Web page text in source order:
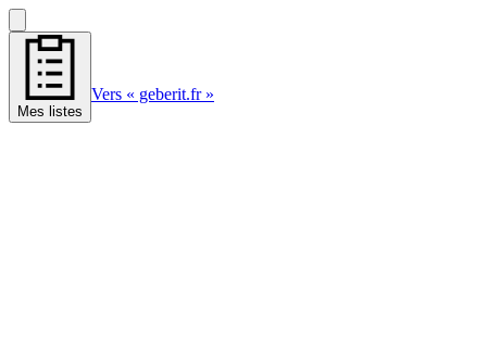
Mes listes
Vers « geberit.fr »